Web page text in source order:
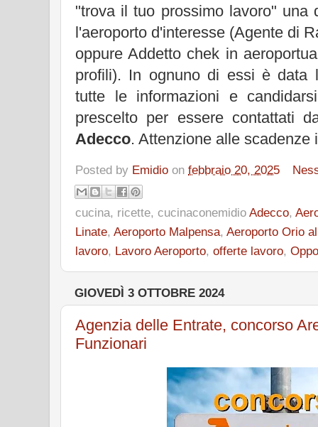
"trova il tuo prossimo lavoro" una
l'aeroporto d'interesse (Agente di
oppure Addetto chek in
profili). In ognuno di essi è data
tutte le informazioni e
prescelto per essere contattati
Adecco. Attenzione alle
Posted by Emidio on febbraio 20, 2025
cucina, ricette, cucinaconemidio Adecco,
Linate, Aeroporto Malpensa, Aeroporto Orio
lavoro, Lavoro Aeroporto, offerte lavoro,
GIOVEDÌ 3 OTTOBRE 2024
Agenzia delle Entrate, concorso
Funzionari